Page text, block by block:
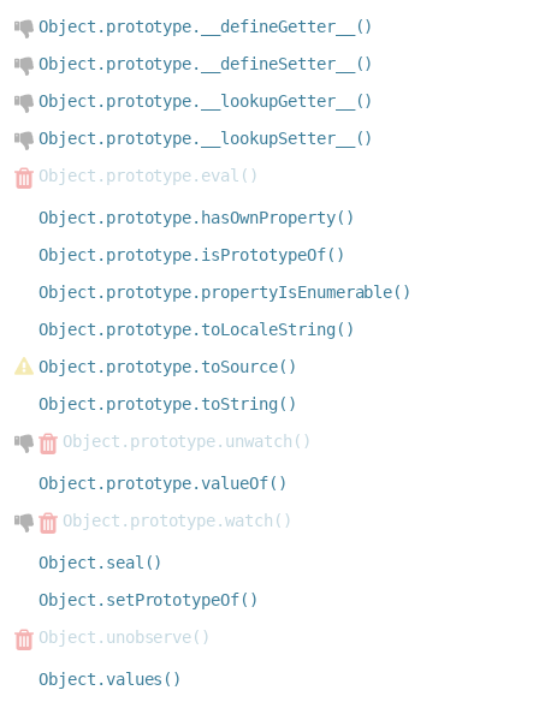
Object.prototype.__defineGetter__()
Object.prototype.__defineSetter__()
Object.prototype.__lookupGetter__()
Object.prototype.__lookupSetter__()
Object.prototype.eval()
Object.prototype.hasOwnProperty()
Object.prototype.isPrototypeOf()
Object.prototype.propertyIsEnumerable()
Object.prototype.toLocaleString()
Object.prototype.toSource()
Object.prototype.toString()
Object.prototype.unwatch()
Object.prototype.valueOf()
Object.prototype.watch()
Object.seal()
Object.setPrototypeOf()
Object.unobserve()
Object.values()